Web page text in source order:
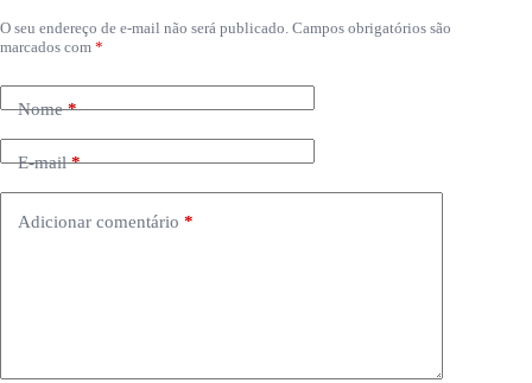
O seu endereço de e-mail não será publicado. Campos obrigatórios são
marcados com *
Nome*
E-mail*
Adicionar comentário *